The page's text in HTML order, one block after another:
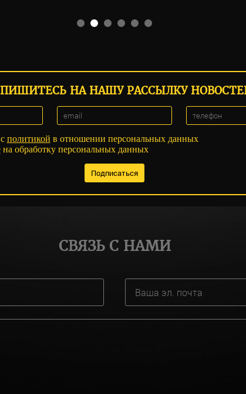
НА НАШУ РАССЫЛКУ
политикой в отношении персональных данных
на обработку персональных данных
СВЯЗЬ С НАМИ